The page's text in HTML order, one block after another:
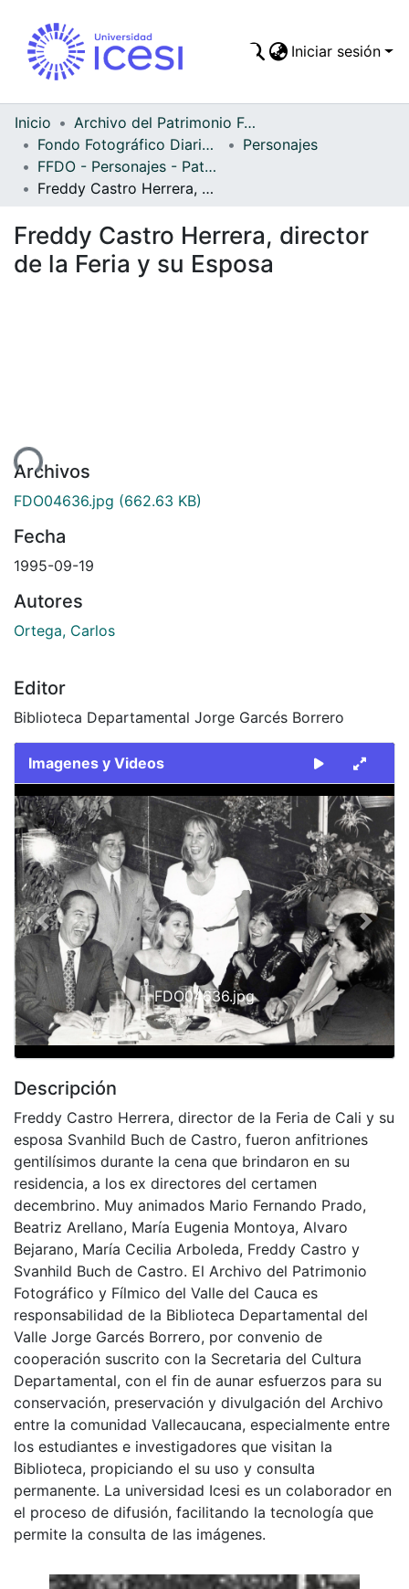
Todo DSpace
Estadísticas
Iniciar sesión
Inicio
Archivo del Patrimonio Fotográfico y Fílmico del Valle del Cauca
Fondo Fotográfico Diario Occidente
Personajes
FFDO - Personajes - Patrimonial
Freddy Castro Herrera, director de la Feria y su Esposa
Freddy Castro Herrera, director
de la Feria y su Esposa
Archivos
FDO04636.jpg (662.63 KB)
Fecha
1995-09-19
Autores
Ortega, Carlos
Editor
Biblioteca Departamental Jorge Garcés Borrero
Imagenes y Videos
Slide 1 of 1
FDO04636.jpg
Previous Next
Descripción
Freddy Castro Herrera, director de la Feria de Cali y su
esposa Svanhild Buch de Castro, fueron anfitriones
gentilísimos durante la cena que brindaron en su
residencia, a los ex directores del certamen
decembrino. Muy animados Mario Fernando Prado,
Beatriz Arellano, María Eugenia Montoya, Alvaro
Bejarano, María Cecilia Arboleda, Freddy Castro y
Svanhild Buch de Castro. El Archivo del Patrimonio
Fotográfico y Fílmico del Valle del Cauca es
responsabilidad de la Biblioteca Departamental del
Valle Jorge Garcés Borrero, por convenio de
cooperación suscrito con la Secretaria del Cultura
Departamental, con el fin de aunar esfuerzos para su
conservación, preservación y divulgación del Archivo
entre la comunidad Vallecaucana, especialmente entre
los estudiantes e investigadores que visitan la
Biblioteca, propiciando el su uso y consulta
permanente. La universidad Icesi es un colaborador en
el proceso de difusión, facilitando la tecnología que
permite la consulta de las imágenes.